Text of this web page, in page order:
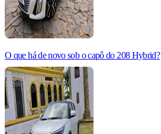
O que há de novo sob o capô do 208 Hybrid?